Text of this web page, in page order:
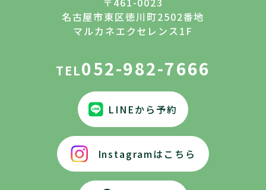
名古屋市東区徳川町2502番地
マルカネエクセレンス1F
TEL052-982-7666
LINEから予約
Instagramはこちら